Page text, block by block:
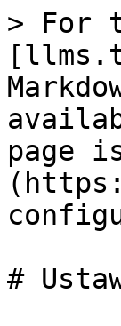
> For
page
#